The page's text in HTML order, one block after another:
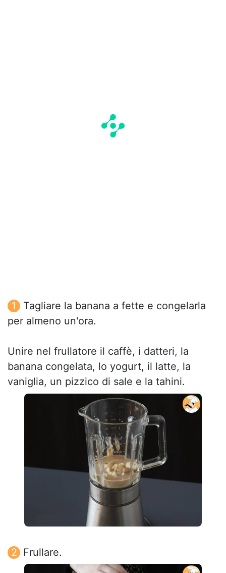
Tagliare la banana a fette e congelarla
per almeno un'ora.
Unire nel frullatore il caffè, i datteri, la
banana congelata, lo yogurt, il latte, la
vaniglia, un pizzico di sale e la tahini.
Frullare.